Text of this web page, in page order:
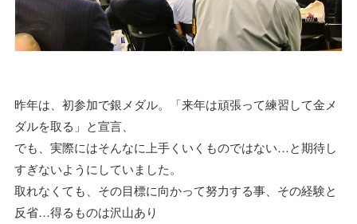
昨年は、初参加で銀メダル。「来年は頑張って練習して金メ
ダルを取る」と宣言、
でも、実際にはそんなに上手くいくものではない…と期待し
すぎないようにしていました。
取れなくても、その目標に向かって努力する事、その経験と
反省…得るものは沢山あり